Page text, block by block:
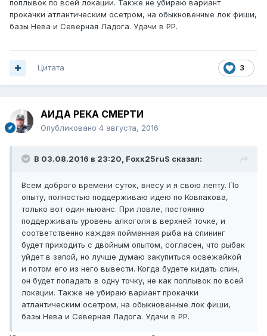
поплывок по всей локации. Также не убираю вариант
прокачки атлантическим осетром, на обыкновенные лок фиши,
базы Нева и Северная Ладога. Удачи в РР.
3
Цитата
АИДА РЕКА СМЕРТИ
Опубликовано 4 августа, 2016
В 03.08.2016 в 23:20, Foxx25ruS сказал:
Всем доброго времени суток, внесу и я свою лепту. По
опыту, полностью поддерживаю идею по Ковпакова,
только вот один ньюанс. При ловле, постоянно
поддерживать уровень алкоголя в верхней точке, и
соответственно каждая пойманная рыба на спининг
будет приходить с двойным опытом, согласен, что рыбак
уйдет в запой, но лучше думаю закупиться освежайкой
и потом его из него вывести. Когда будете кидать спин,
он будет попадать в одну точку, не как поплывок по всей
локации. Также не убираю вариант прокачки
атлантическим осетром, на обыкновенные лок фиши,
базы Нева и Северная Ладога. Удачи в РР.